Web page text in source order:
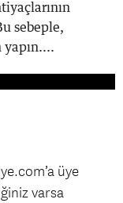
sebeple,
yapın....
üye
varsa